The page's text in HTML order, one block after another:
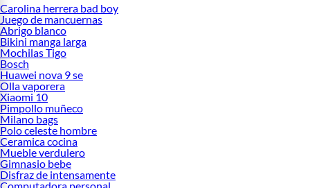
Carolina herrera bad boy
Juego de mancuernas
Abrigo blanco
Bikini manga larga
Mochilas Tigo
Bosch
Huawei nova 9 se
Olla vaporera
Xiaomi 10
Pimpollo muñeco
Milano bags
Polo celeste hombre
Ceramica cocina
Mueble verdulero
Gimnasio bebe
Disfraz de intensamente
Computadora personal